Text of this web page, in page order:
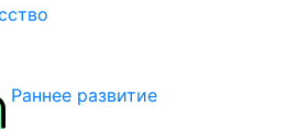
Раннее развитие